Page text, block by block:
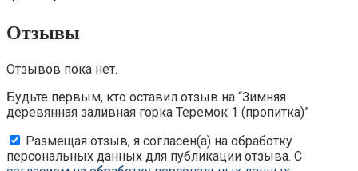
Отзывы
Отзывов пока нет.
Будьте первым, кто оставил отзыв на “Зимняя
деревянная заливная горка Теремок 1 (пропитка)”
Размещая отзыв, я согласен(а) на обработку
персональных данных для публикации отзыва. С